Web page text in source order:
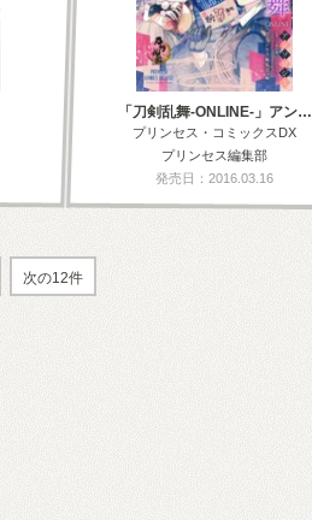
「刀剣乱舞-ONLINE-」アン…
プリンセス・コミックスDX
プリンセス編集部
発売日：2016.03.16
次の12件